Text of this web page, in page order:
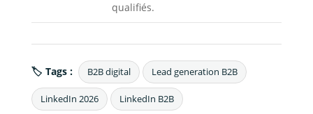
qualifiés.
🏷 Tags : B2B digital Lead generation B2B
LinkedIn 2026 LinkedIn B2B